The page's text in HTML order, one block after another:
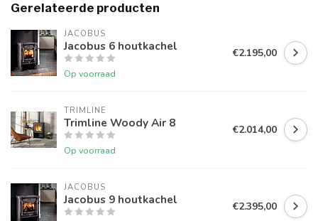
Gerelateerde producten
JACOBUS
Jacobus 6 houtkachel
Op voorraad
€2.195,00
TRIMLINE
Trimline Woody Air 8
Op voorraad
€2.014,00
JACOBUS
Jacobus 9 houtkachel €2.395,00